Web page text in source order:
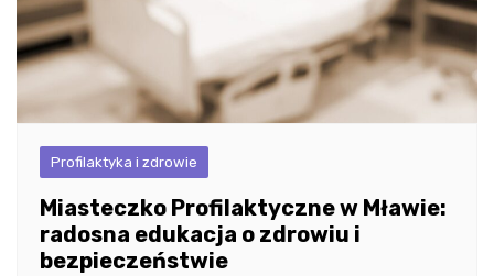
Profilaktyka i zdrowie
Miasteczko Profilaktyczne w Mławie:
radosna edukacja o zdrowiu i
bezpieczeństwie